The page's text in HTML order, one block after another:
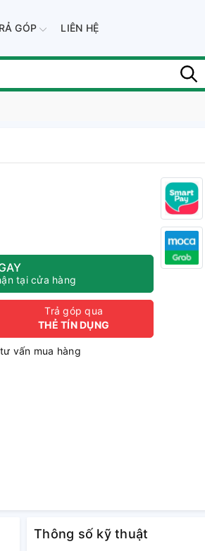
GÓP LIÊN HỆ
tại cửa hàng
Trả góp qua
THẺ TÍN DỤNG
vấn mua hàng
Thông số kỹ thuật